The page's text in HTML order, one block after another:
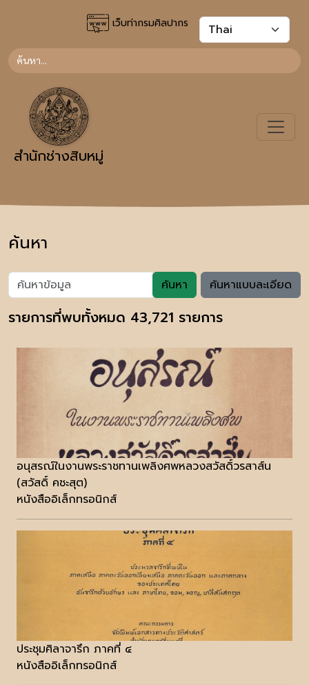
เว็บท่ากรมศิลปากร
สำนักช่างสิบหมู่
ค้นหา
ค้นหา ค้นหาแบบละเอียด
รายการที่พบทั้งหมด 43,721 รายการ
อนุสรณ์ในงานพระราชทานเพลิงศพหลวงสวัสดิ์วรสาส์น
(สวัสดิ์ คชะสุต)
หนังสืออิเล็กทรอนิกส์
ประชุมศิลาจารึก ภาคที่ ๔
หนังสืออิเล็กทรอนิกส์